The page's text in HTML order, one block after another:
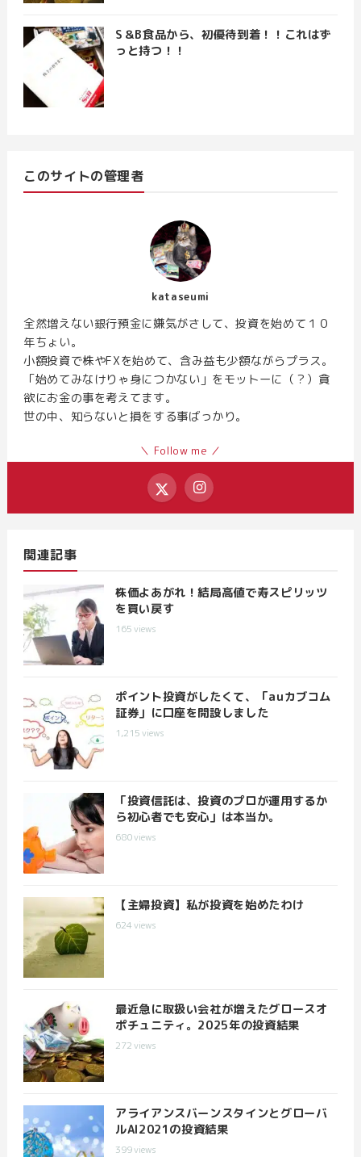
S＆B食品から、初優待到着！！これはず
っと持つ！！
このサイトの管理者
kataseumi
全然増えない銀行預金に嫌気がさして、投資を始めて１０
年ちょい。
小額投資で株やFXを始めて、含み益も少額ながらプラス。
「始めてみなけりゃ身につかない」をモットーに（？）貪
欲にお金の事を考えてます。
世の中、知らないと損をする事ばっかり。
＼ Follow me ／
関連記事
株価よあがれ！結局高値で寿スピリッツ
を買い戻す
165views
ポイント投資がしたくて、「auカブコム
証券」に口座を開設しました
1,215views
「投資信託は、投資のプロが運用するか
ら初心者でも安心」は本当か。
680views
【主婦投資】私が投資を始めたわけ
624views
最近急に取扱い会社が増えたグロースオ
ポチュニティ。2025年の投資結果
272views
アライアンスバーンスタインとグローバ
ルAI2021の投資結果
399views